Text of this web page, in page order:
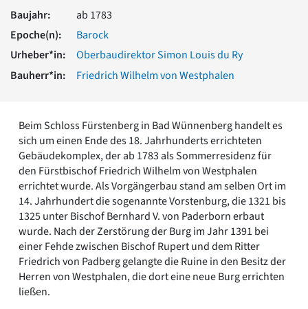
Romanik
Römische Antike
Über uns
Über baukunst-nrw
Kontakt
Impressum
Datenschutz
Suchbegriff eingeben
Baujahr:
ab 1783
Epoche(n):
Barock
Urheber*in:
Oberbaudirektor Simon Louis du Ry
Bauherr*in:
Friedrich Wilhelm von Westphalen
Beim Schloss Fürstenberg in Bad Wünnenberg handelt es
sich um einen Ende des 18. Jahrhunderts errichteten
Gebäudekomplex, der ab 1783 als Sommerresidenz für
den Fürstbischof Friedrich Wilhelm von Westphalen
errichtet wurde. Als Vorgängerbau stand am selben Ort im
14. Jahrhundert die sogenannte Vorstenburg, die 1321 bis
1325 unter Bischof Bernhard V. von Paderborn erbaut
wurde. Nach der Zerstörung der Burg im Jahr 1391 bei
einer Fehde zwischen Bischof Rupert und dem Ritter
Friedrich von Padberg gelangte die Ruine in den Besitz der
Herren von Westphalen, die dort eine neue Burg errichten
ließen.